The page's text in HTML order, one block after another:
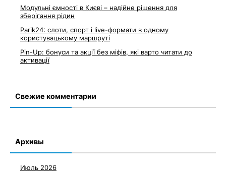
Модульні ємності в Києві – надійне рішення для
зберігання рідин
Parik24: слоти, спорт і live-формати в одному
користувацькому маршруті
Pin-Up: бонуси та акції без міфів, які варто читати до
активації
Свежие комментарии
Архивы
Июль 2026